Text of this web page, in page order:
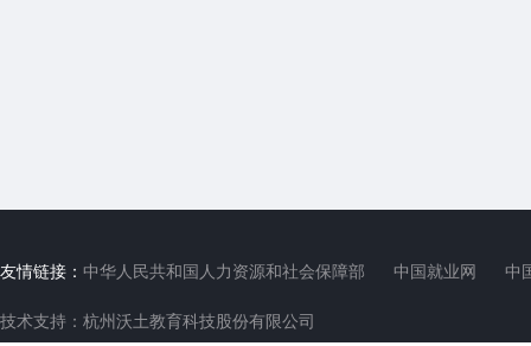
友情链接： 中华人民共和国人力资源和社会保障部 中国就业网 中
技术支持：杭州沃土教育科技股份有限公司